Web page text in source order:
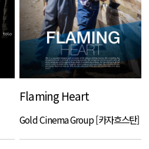
Flaming Heart
Gold Cinema Group [카자흐스탄]